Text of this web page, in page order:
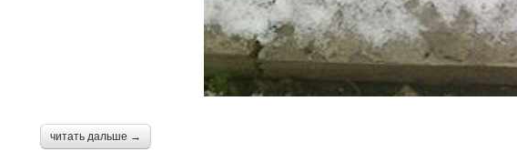
читать дальше →